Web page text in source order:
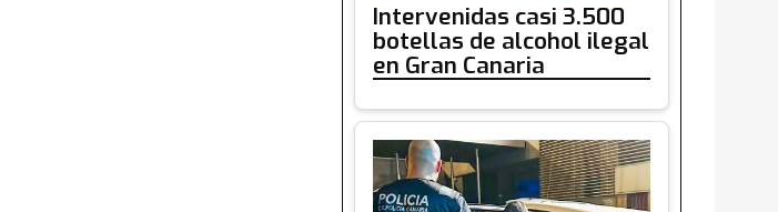
Intervenidas casi 3.500
botellas de alcohol ilegal
en Gran Canaria